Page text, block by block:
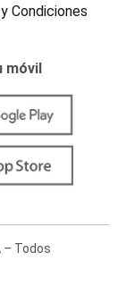
Condiciones
móvil
– Todos